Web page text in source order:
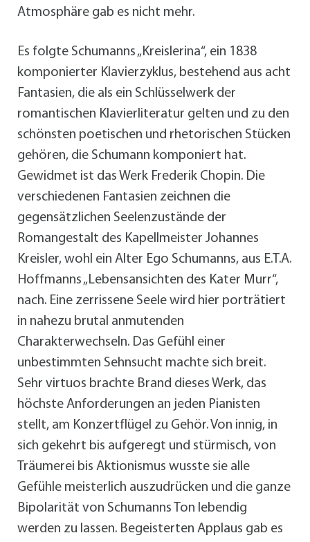
Atmosphäre gab es nicht mehr.
Es folgte Schumanns „Kreislerina“, ein 1838
komponierter Klavierzyklus, bestehend aus acht
Fantasien, die als ein Schlüsselwerk der
romantischen Klavierliteratur gelten und zu den
schönsten poetischen und rhetorischen Stücken
gehören, die Schumann komponiert hat.
Gewidmet ist das Werk Frederik Chopin. Die
verschiedenen Fantasien zeichnen die
gegensätzlichen Seelenzustände der
Romangestalt des Kapellmeister Johannes
Kreisler, wohl ein Alter Ego Schumanns, aus E.T.A.
Hoffmanns „Lebensansichten des Kater Murr“,
nach. Eine zerrissene Seele wird hier porträtiert
in nahezu brutal anmutenden
Charakterwechseln. Das Gefühl einer
unbestimmten Sehnsucht machte sich breit.
Sehr virtuos brachte Brand dieses Werk, das
höchste Anforderungen an jeden Pianisten
stellt, am Konzertflügel zu Gehör. Von innig, in
sich gekehrt bis aufgeregt und stürmisch, von
Träumerei bis Aktionismus wusste sie alle
Gefühle meisterlich auszudrücken und die ganze
Bipolarität von Schumanns Ton lebendig
werden zu lassen. Begeisterten Applaus gab es